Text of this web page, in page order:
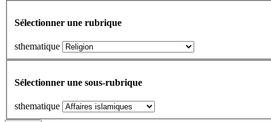
Sélectionner une rubrique
sthematique
Sélectionner une sous-rubrique
sthematique